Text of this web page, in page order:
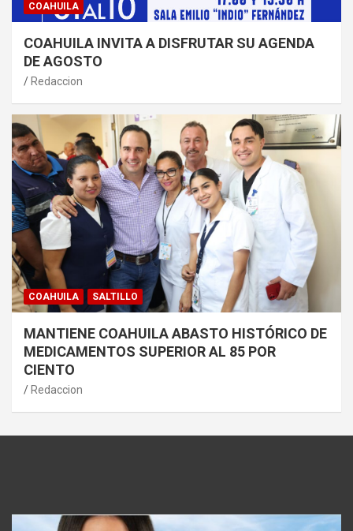
COAHUILA
COAHUILA INVITA A DISFRUTAR SU AGENDA
DE AGOSTO
Redaccion
COAHUILA SALTILLO
MANTIENE COAHUILA ABASTO HISTÓRICO DE
MEDICAMENTOS SUPERIOR AL 85 POR
CIENTO
Redaccion